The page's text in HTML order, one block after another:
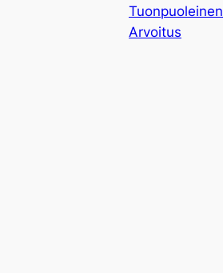
Tuonpuoleinen
Arvoitus